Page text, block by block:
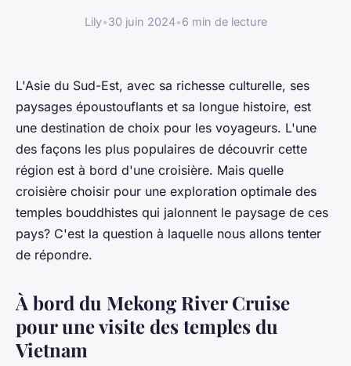
Lily•30 juin 2024•6 min de lecture
L'Asie du Sud-Est, avec sa richesse culturelle, ses
paysages époustouflants et sa longue histoire, est
une destination de choix pour les voyageurs. L'une
des façons les plus populaires de découvrir cette
région est à bord d'une croisière. Mais quelle
croisière choisir pour une exploration optimale des
temples bouddhistes qui jalonnent le paysage de ces
pays? C'est la question à laquelle nous allons tenter
de répondre.
À bord du Mekong River Cruise
pour une visite des temples du
Vietnam